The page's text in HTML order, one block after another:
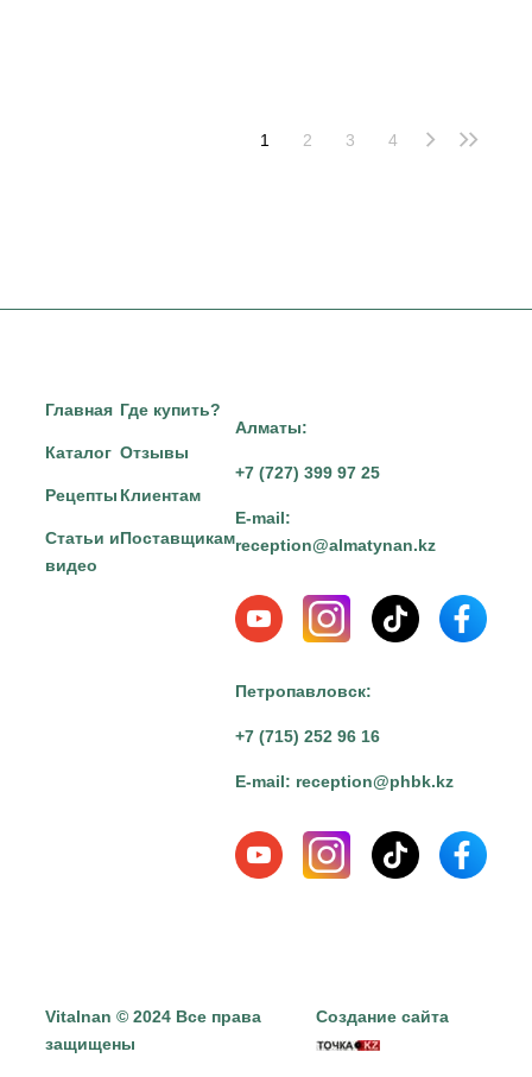
1 2 3 4
Главная
Каталог
Рецепты
Статьи и
видео
Где купить?
Отзывы
Клиентам
Поставщикам
Алматы:
+7 (727) 399 97 25
E-mail:
reception@almatynan.kz
Петропавловск:
+7 (715) 252 96 16
E-mail: reception@phbk.kz
Vitalnan © 2024 Все права
защищены
Создание сайта